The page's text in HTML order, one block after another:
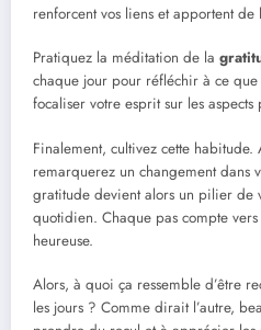
renforcent vos liens et apportent de
Pratiquez la méditation de la
chaque jour pour réfléchir à ce
focaliser votre esprit sur les aspects
Finalement, cultivez cette habitude.
remarquerez un changement dans
gratitude devient alors un pilier de
quotidien. Chaque pas compte
heureuse.
Alors, à quoi ça ressemble d’être
les jours ? Comme dirait l’autre,